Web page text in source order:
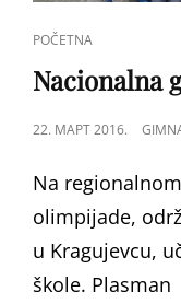
CAT
LINKS
POČETNA
Nacionalna
POSTED
22. МАРТ 2016.
Na
olimpijade,
u Kragujevcu,
škole. Plasman